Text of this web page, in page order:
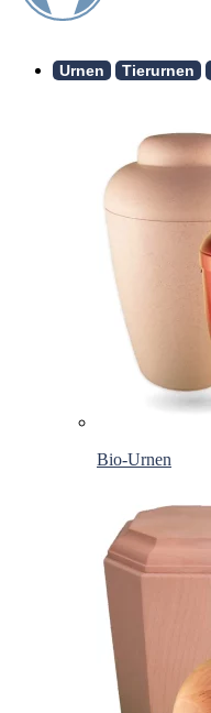
Urnen Tierurnen
Bio-Urnen